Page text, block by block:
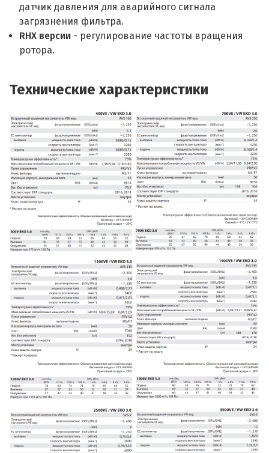
датчик давления для аварийного сигнала
загрязнения фильтра.
RHX версии - регулирование частоты вращения
ротора.
Технические характеристики